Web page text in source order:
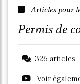
Articles pour
permis de
326 articles
Voir